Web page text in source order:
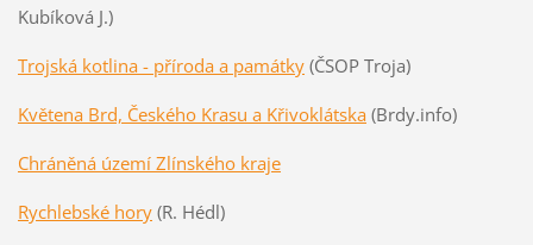
Kubíková J.)
Trojská kotlina - příroda a památky(ČSOP Troja)
Květena Brd, Českého Krasu a Křivoklátska(Brdy.info)
Chráněná území Zlínského kraje
Rychlebské hory(R. Hédl)